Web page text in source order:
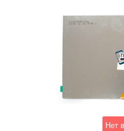
Нет